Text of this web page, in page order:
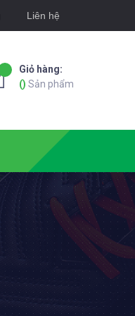
Liên hệ
Giỏ hàng:
() Sản phẩm